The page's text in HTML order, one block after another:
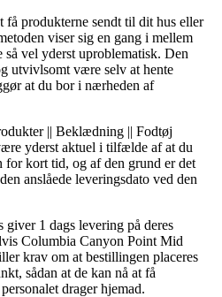
få produkterne sendt til dit hus eller
viser sig en gang i mellem
så vel yderst uproblematisk. Den
utvivlsomt være selv at hente
at du bor i nærheden af
|| Beklædning || Fodtøj
yderst aktuel i tilfælde af at du
kort tid, og af den grund er det
anslåede leveringsdato ved den
giver 1 dags levering på deres
Columbia Canyon Point Mid
krav om at bestillingen placeres
sådan at de kan nå at få
drager hjemad.